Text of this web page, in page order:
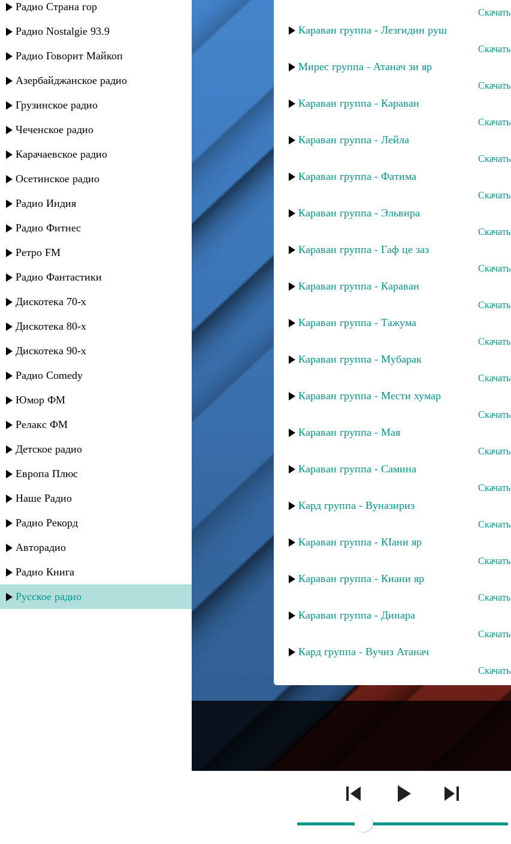
Радио Страна гор
Радио Nostalgie 93.9
Радио Говорит Майкоп
Азербайджанское радио
Грузинское радио
Чеченское радио
Карачаевское радио
Осетинское радио
Радио Индия
Радио Фитнес
Ретро FM
Радио Фантастики
Дискотека 70-х
Дискотека 80-х
Дискотека 90-х
Радио Comedy
Юмор ФМ
Релакс ФМ
Детское радио
Европа Плюс
Наше Радио
Радио Рекорд
Авторадио
Радио Книга
Русское радио
Скачать
Караван группа - Лезгидин руш
Скачать
Мирес группа - Атанач зи яр
Скачать
Караван группа - Караван
Скачать
Караван группа - Лейла
Скачать
Караван группа - Фатима
Скачать
Караван группа - Эльвира
Скачать
Караван группа - Гаф це заз
Скачать
Караван группа - Караван
Скачать
Караван группа - Тажума
Скачать
Караван группа - Мубарак
Скачать
Караван группа - Мести хумар
Скачать
Караван группа - Мая
Скачать
Караван группа - Самина
Скачать
Кард группа - Вуназириз
Скачать
Караван группа - КIани яр
Скачать
Караван группа - Киани яр
Скачать
Караван группа - Динара
Скачать
Кард группа - Вучиз Атанач
Скачать